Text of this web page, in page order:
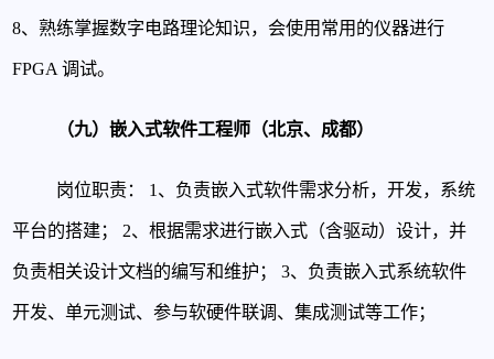
8、熟练掌握数字电路理论知识，会使用常用的仪器进行
FPGA 调试。
（九）嵌入式软件工程师（北京、成都）
岗位职责： 1、负责嵌入式软件需求分析，开发，系统
平台的搭建；2、根据需求进行嵌入式（含驱动）设计，并
负责相关设计文档的编写和维护；3、负责嵌入式系统软件
开发、单元测试、参与软硬件联调、集成测试等工作；